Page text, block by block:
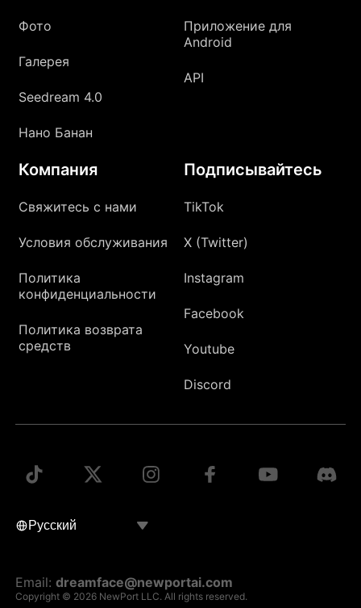
Фото
Галерея
Seedream 4.0
Нано Банан
Приложение для
Android
API
Компания
Свяжитесь с нами
Условия обслуживания
Политика
конфиденциальности
Политика возврата
средств
Подписывайтесь
TikTok
X (Twitter)
Instagram
Facebook
Youtube
Discord
Email:dreamface@newportai.com
Copyright © 2026 NewPort LLC. All rights reserved.